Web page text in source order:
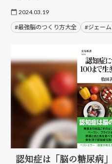
2024.03.19
#最強脳のつくり方大全 #ジェー
認知症は「脳の糖尿病